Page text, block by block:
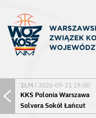
1LM | 2026-09-21 19:00
KKS Polonia Warszawa
Solvera Sokół Łańcut